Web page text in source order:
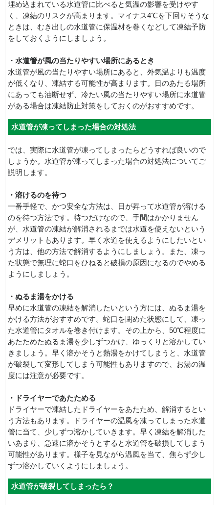
埋め込まれている水道管に比べると気温の影響を受けやす
く、凍結のリスクが高まります。マイナス4℃を下回りそうな
ときは、むき出しの水道管に保温材を巻くなどして凍結予防
をしておくようにしましょう。
・水道管が風の当たりやすい場所にあるとき
水道管が風の当たりやすい場所にあると、外気温よりも温度
が低くなり、凍結する可能性が高まります。日のあたる場所
にあっても油断せず、冷たい風の当たりやすい場所に水道管
がある場合は凍結防止対策をしておくのがおすすめです。
水道管が凍ってしまった場合の対処法
では、実際に水道管が凍ってしまったらどうすれば良いので
しょうか。水道管が凍ってしまった場合の対処法についてご
説明します。
・溶けるのを待つ
一番手軽で、かつ安全な方法は、日が昇って水道管が溶ける
のを待つ方法です。待つだけなので、手間はかかりません
が、水道管の凍結が解消されるまでは水道を使えないという
デメリットもあります。早く水道を使えるようにしたいとい
う方は、他の方法で解消するようにしましょう。また、凍っ
た状態で無理に蛇口をひねると破損の原因になるのでやめる
ようにしましょう。
・ぬるま湯をかける
早めに水道管の凍結を解消したいという方には、ぬるま湯を
かける方法がおすすめです。蛇口を閉めた状態にして、凍っ
た水道管にタオルを巻き付けます。その上から、50℃程度に
あたためたぬるま湯を少しずつかけ、ゆっくりと溶かしてい
きましょう。早く溶かそうと熱湯をかけてしまうと、水道管
が破裂して変形してしまう可能性もありますので、お湯の温
度には注意が必要です。
・ドライヤーであたためる
ドライヤーで凍結したドライヤーをあたため、解消するとい
う方法もあります。ドライヤーの温風を凍ってしまった水道
管に当て、少しずつ溶かしていきます。早く凍結を解消した
いあまり、急速に溶かそうとすると水道管を破損してしまう
可能性があります。様子を見ながら温風を当て、焦らず少し
ずつ溶かしていくようにしましょう。
水道管が破裂してしまったら？